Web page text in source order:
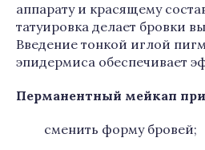
аппарату и красящему
татуировка делает бровки
Введение тонкой иглой
эпидермиса обеспечивает
Перманентный мейкап
сменить форму бровей;